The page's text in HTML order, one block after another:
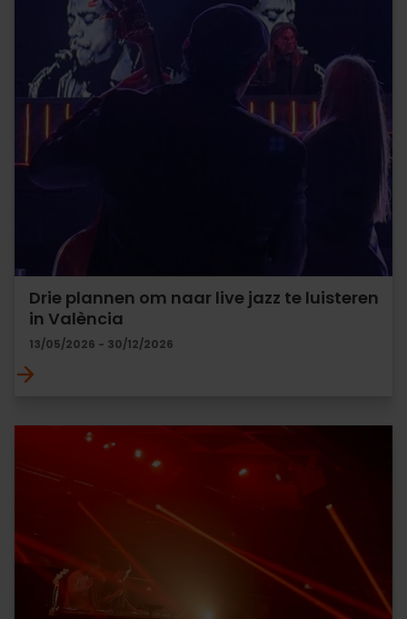
Drie plannen om naar live jazz te luisteren
in València
13/05/2026 - 30/12/2026